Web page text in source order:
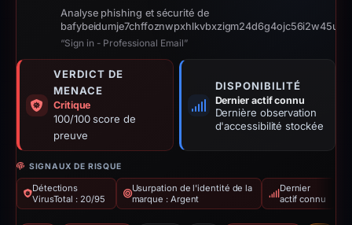
Analyse phishing et sécurité de
“Sign in - Professional Email”
VERDICT DE
MENACE
Critique
100/100 score de
preuve
DISPONIBILITÉ
Dernier actif connu
Dernière observation
d'accessibilité stockée
SIGNAUX DE RISQUE
Détections
VirusTotal : 20/95
Usurpation de l'identité de la
marque : Argent
Dernier
actif connu